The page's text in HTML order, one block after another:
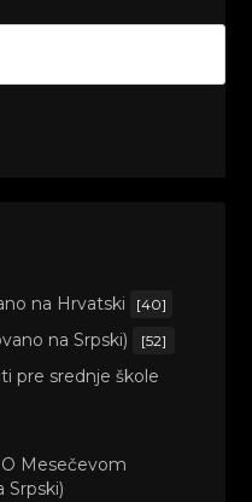
na Hrvatski [40]
na Srpski) [52]
pre srednje škole
Mesečevom
Srpski)